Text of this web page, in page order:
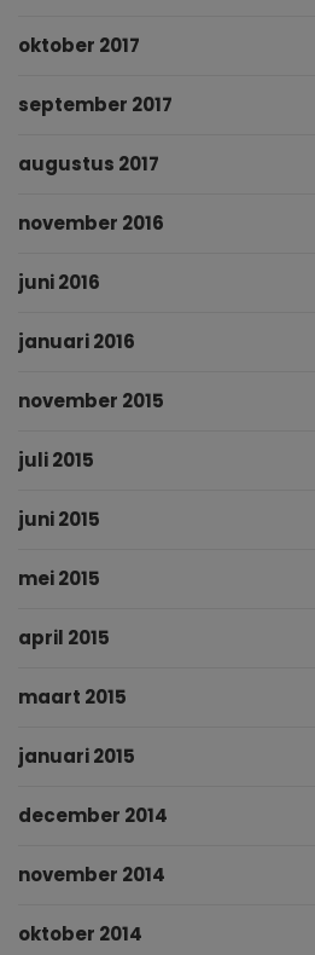
oktober 2017
september 2017
augustus 2017
november 2016
juni 2016
januari 2016
november 2015
juli 2015
juni 2015
mei 2015
april 2015
maart 2015
januari 2015
december 2014
november 2014
oktober 2014